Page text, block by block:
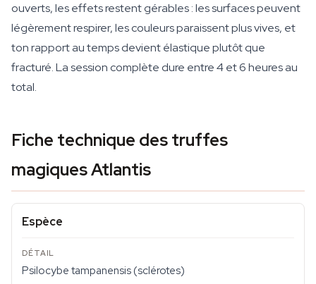
ouverts, les effets restent gérables : les surfaces peuvent
légèrement respirer, les couleurs paraissent plus vives, et
ton rapport au temps devient élastique plutôt que
fracturé. La session complète dure entre 4 et 6 heures au
total.
Fiche technique des truffes
magiques Atlantis
Espèce
Psilocybe tampanensis (sclérotes)